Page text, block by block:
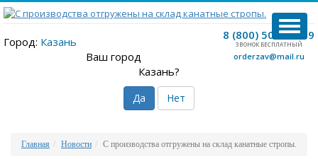
8 (800) 500-12-09
ЗВОНОК БЕСПЛАТНЫЙ
orderzav@mail.ru
Город: Казань
Ваш город
Казань?
Да Нет
Главная Новости С производства отгружены на склад канатные стропы.